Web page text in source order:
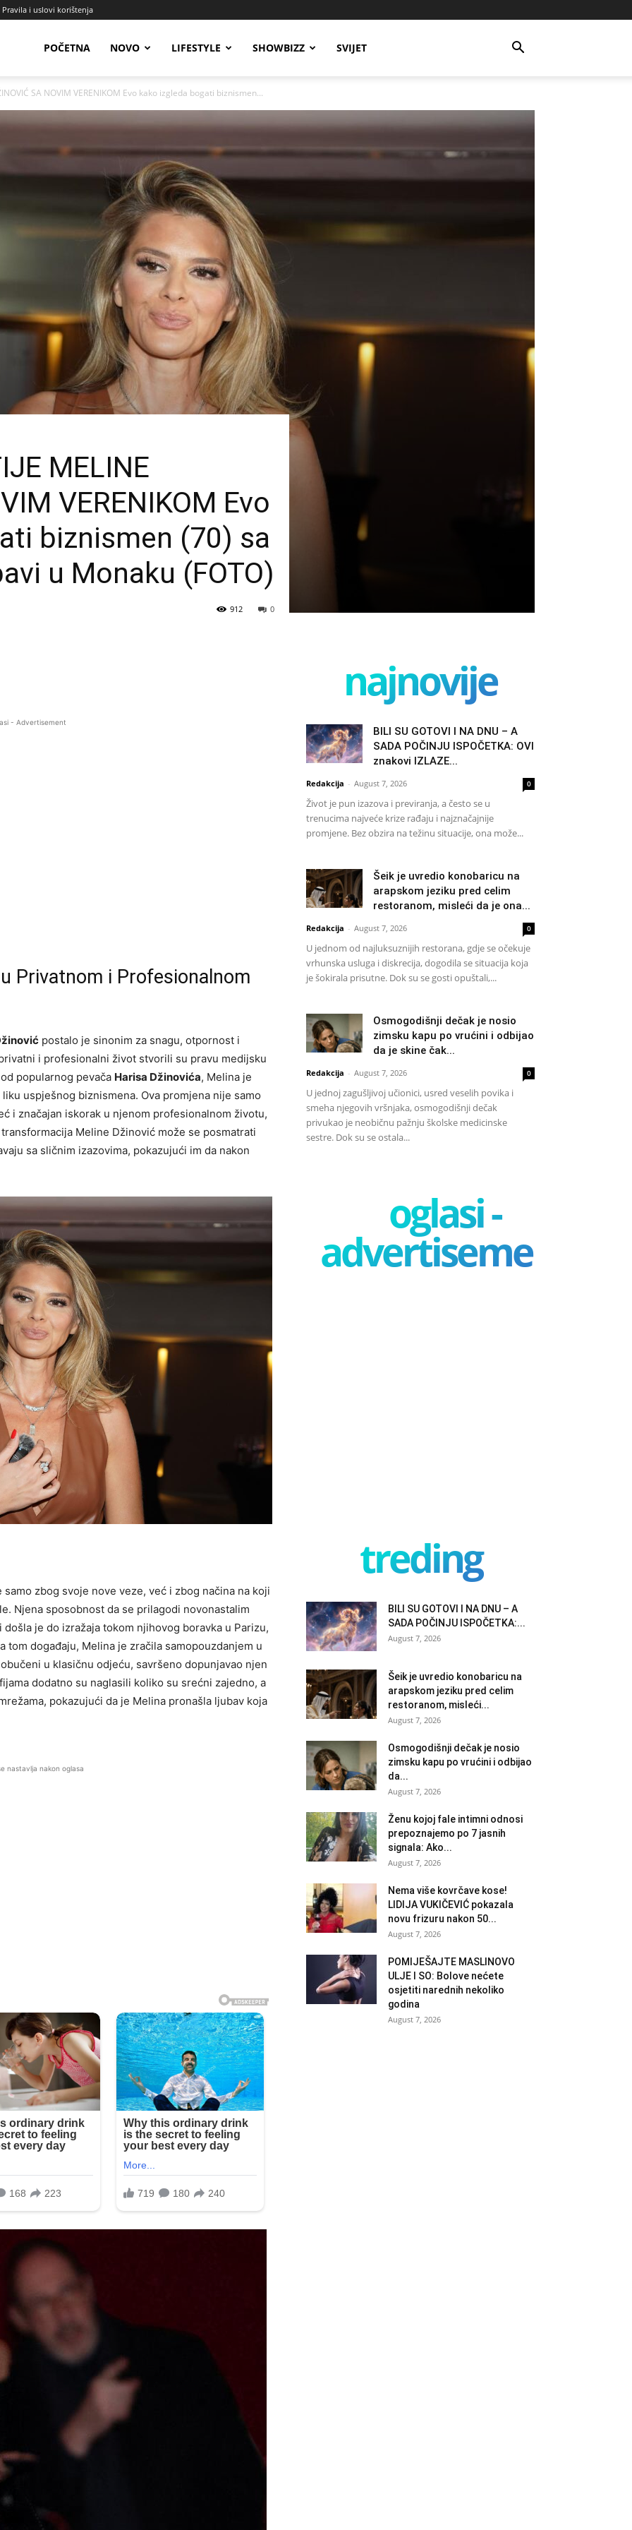
Pravila i uslovi korištenja
POČETNA NOVO LIFESTYLE SHOWBIZZ SVIJET
SA NOVIM VERENIKOM Evo kako izgleda bogati biznismen...
MELINE
VERENIKOM Evo
biznismen (70) sa
u Monaku (FOTO)
0
912
- Advertisement
Privatnom i Profesionalnom
postalo je sinonim za snagu, otpornost i
i profesionalni život stvorili su pravu medijsku
popularnog pevača Harisa Džinovića, Melina je
uspješnog biznismena. Ova promjena nije samo
i značajan iskorak u njenom profesionalnom životu,
Meline Džinović može se posmatrati
sa sličnim izazovima, pokazujući im da nakon
zbog svoje nove veze, već i zbog načina na koji
Njena sposobnost da se prilagodi novonastalim
je do izražaja tokom njihovog boravka u Parizu,
događaju, Melina je zračila samopouzdanjem u
u klasičnu odjeću, savršeno dopunjavao njen
dodatno su naglasili koliko su srećni zajedno, a
pokazujući da je Melina pronašla ljubav koja
nastavlja nakon oglasa
najnovije
BILI SU GOTOVI I NA DNU – A
SADA POČINJU ISPOČETKA: OVI
znakovi IZLAZE...
Redakcija - August 7, 2026 0
Život je pun izazova i previranja, a često se u
trenucima najveće krize rađaju i najznačajnije
promjene. Bez obzira na težinu situacije, ona može...
Šeik je uvredio konobaricu na
arapskom jeziku pred celim
restoranom, misleći da je ona...
Redakcija - August 7, 2026 0
U jednom od najluksuznijih restorana, gdje se očekuje
vrhunska usluga i diskrecija, dogodila se situacija koja
je šokirala prisutne. Dok su se gosti opuštali,...
Osmogodišnji dečak je nosio
zimsku kapu po vrućini i odbijao
da je skine čak...
Redakcija - August 7, 2026 0
U jednoj zagušljivoj učionici, usred veselih povika i
smeha njegovih vršnjaka, osmogodišnji dečak
privukao je neobičnu pažnju školske medicinske
sestre. Dok su se ostala...
oglasi -
advertisement
treding
BILI SU GOTOVI I NA DNU – A
SADA POČINJU ISPOČETKA:...
August 7, 2026
Šeik je uvredio konobaricu na
arapskom jeziku pred celim
restoranom, misleći...
August 7, 2026
Osmogodišnji dečak je nosio
zimsku kapu po vrućini i odbijao
da...
August 7, 2026
Ženu kojoj fale intimni odnosi
prepoznajemo po 7 jasnih
signala: Ako...
August 7, 2026
Nema više kovrčave kose!
LIDIJA VUKIČEVIĆ pokazala
novu frizuru nakon 50...
August 7, 2026
POMIJEŠAJTE MASLINOVO
ULJE I SO: Bolove nećete
osjetiti narednih nekoliko
godina
August 7, 2026